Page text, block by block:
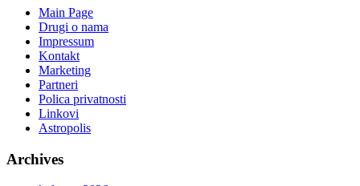
Main Page
Drugi o nama
Impressum
Kontakt
Marketing
Partneri
Polica privatnosti
Linkovi
Astropolis
Archives